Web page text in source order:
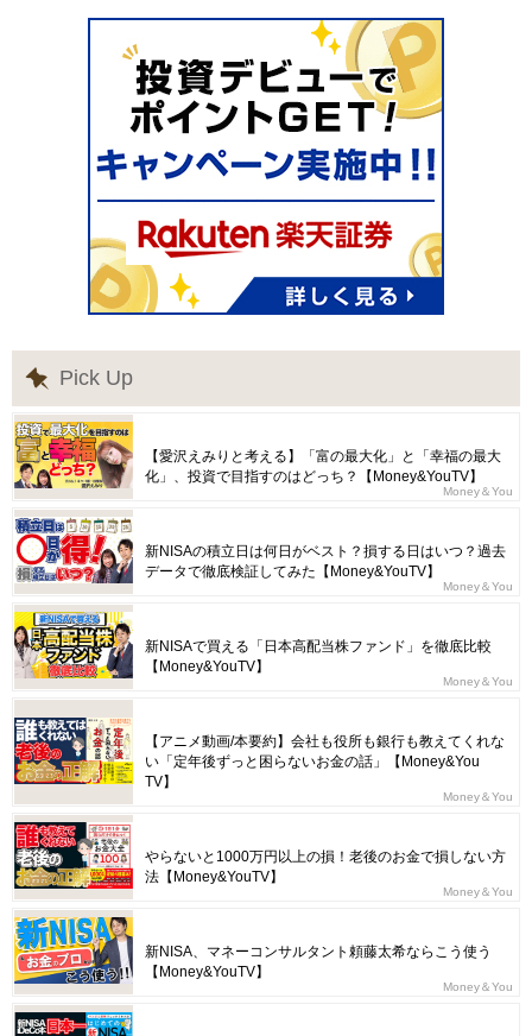
Pick Up
【愛沢えみりと考える】「富の最大化」と「幸福の最大
化」、投資で目指すのはどっち？【Money&YouTV】
Money＆You
新NISAの積立日は何日がベスト？損する日はいつ？過去
データで徹底検証してみた【Money&YouTV】
Money＆You
新NISAで買える「日本高配当株ファンド」を徹底比較
【Money&YouTV】
Money＆You
【アニメ動画/本要約】会社も役所も銀行も教えてくれな
い「定年後ずっと困らないお金の話」【Money&You
TV】
Money＆You
やらないと1000万円以上の損！老後のお金で損しない方
法【Money&YouTV】
Money＆You
新NISA、マネーコンサルタント頼藤太希ならこう使う
【Money&YouTV】
Money＆You